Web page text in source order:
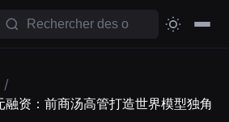
/
资：前商汤高管打造世界模型独角